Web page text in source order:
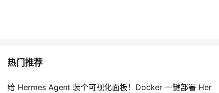
热门推荐
给 Hermes Agent 装个可视化面板！Docker 一键部署 Her